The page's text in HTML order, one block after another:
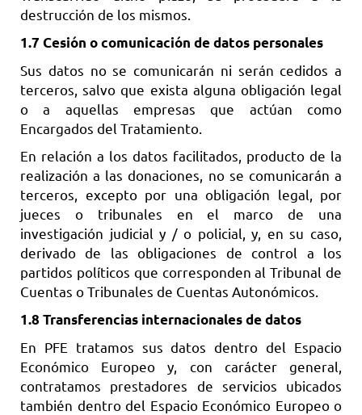
destrucción de los mismos.
1.7 Cesión o comunicación de datos personales
Sus datos no se comunicarán ni serán cedidos a
terceros, salvo que exista alguna obligación legal
o a aquellas empresas que actúan como
Encargados del Tratamiento.
En relación a los datos facilitados, producto de la
realización a las donaciones, no se comunicarán a
terceros, excepto por una obligación legal, por
jueces o tribunales en el marco de una
investigación judicial y / o policial, y, en su caso,
derivado de las obligaciones de control a los
partidos políticos que corresponden al Tribunal de
Cuentas o Tribunales de Cuentas Autonómicos.
1.8 Transferencias internacionales de datos
En PFE tratamos sus datos dentro del Espacio
Económico Europeo y, con carácter general,
contratamos prestadores de servicios ubicados
también dentro del Espacio Económico Europeo o